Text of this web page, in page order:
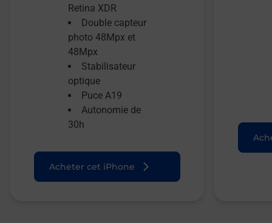
Retina XDR
Double capteur
photo 48Mpx et
48Mpx
Stabilisateur
optique
Puce A19
Autonomie de
30h
Acheter cet iPhone